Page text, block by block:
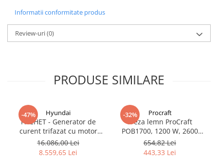
Informatii conformitate produs
Review-uri(0)
PRODUSE SIMILARE
-47% Hyundai
PACHET - Generator de
curent trifazat cu motor
diesel Hyundai DHY8600SE-
T, putere motor 12 CP,
16.086,00 Lei
8.559,65 Lei
-32% Procraft
Freza lemn ProCraft
POB1700, 1200 W, 2600
Rpm cu 12 freze pentru
lemn incluse in pachet
654,82 Lei
443,33 Lei